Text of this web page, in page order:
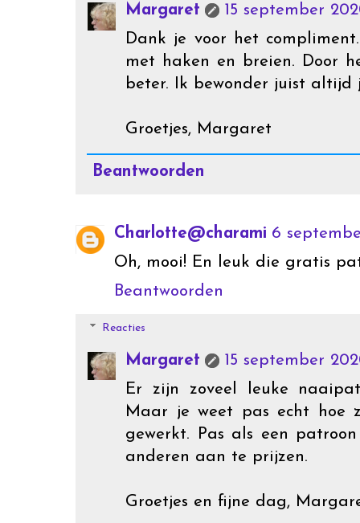
Margaret
15 september
Dank je voor het
met haken en breien. Door
beter. Ik bewonder juist altijd
Groetjes, Margaret
Beantwoorden
Charlotte@charami 6
Oh, mooi! En leuk die gratis
Beantwoorden
Reacties
Margaret
15 september
Er zijn zoveel leuke
Maar je weet pas echt hoe
gewerkt. Pas als een
anderen aan te prijzen.
Groetjes en fijne dag,